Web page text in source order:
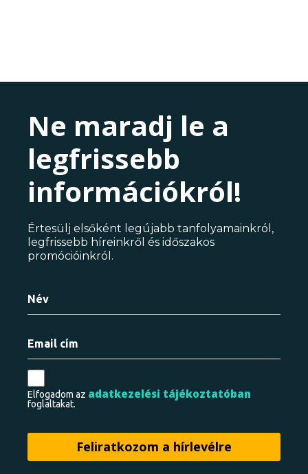
Ne maradj le a
legfrissebb
információkról!
Értesülj elsőként legújabb tanfolyamainkról,
legfrissebb híreinkről és időszakos
promócióinkról.
Elfogadom az adatkezelési tájékoztatóban
foglaltakat.